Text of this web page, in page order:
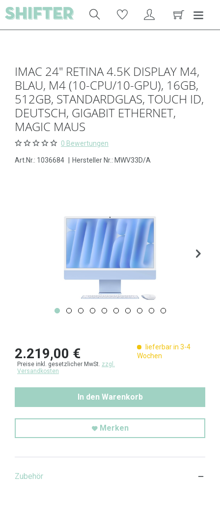
IMAC 24" RETINA 4.5K DISPLAY M4,
BLAU, M4 (10-CPU/10-GPU), 16GB,
512GB, STANDARDGLAS, TOUCH ID,
DEUTSCH, GIGABIT ETHERNET,
MAGIC MAUS
0 Bewertungen
Art.Nr.: 1036684 Hersteller Nr.: MWV33D/A
2.219,00 €
Preise inkl. gesetzlicher MwSt. zzgl.
Versandkosten
lieferbar in 3-4
Wochen
In den Warenkorb
Merken
Zubehör